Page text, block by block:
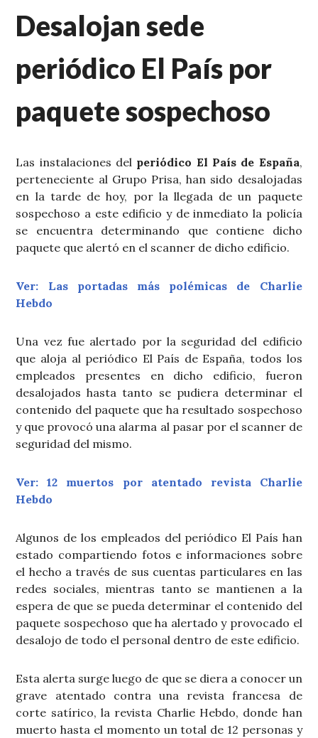
Desalojan sede
periódico El País por
paquete sospechoso
Las instalaciones del periódico El País de España,
perteneciente al Grupo Prisa, han sido desalojadas
en la tarde de hoy, por la llegada de un paquete
sospechoso a este edificio y de inmediato la policía
se encuentra determinando que contiene dicho
paquete que alertó en el scanner de dicho edificio.
Ver: Las portadas más polémicas de Charlie
Hebdo
Una vez fue alertado por la seguridad del edificio
que aloja al periódico El País de España, todos los
empleados presentes en dicho edificio, fueron
desalojados hasta tanto se pudiera determinar el
contenido del paquete que ha resultado sospechoso
y que provocó una alarma al pasar por el scanner de
seguridad del mismo.
Ver: 12 muertos por atentado revista Charlie
Hebdo
Algunos de los empleados del periódico El País han
estado compartiendo fotos e informaciones sobre
el hecho a través de sus cuentas particulares en las
redes sociales, mientras tanto se mantienen a la
espera de que se pueda determinar el contenido del
paquete sospechoso que ha alertado y provocado el
desalojo de todo el personal dentro de este edificio.
Esta alerta surge luego de que se diera a conocer un
grave atentado contra una revista francesa de
corte satírico, la revista Charlie Hebdo, donde han
muerto hasta el momento un total de 12 personas y